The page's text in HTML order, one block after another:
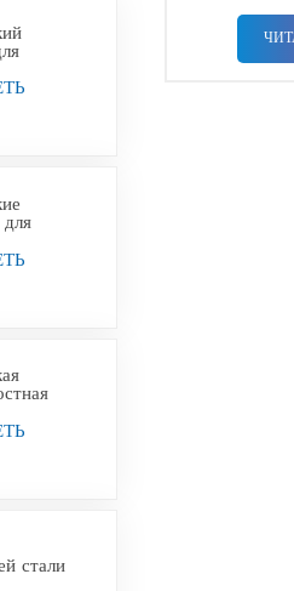
рук из
из
для
стали